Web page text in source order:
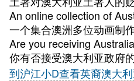
An online collection of
一个集合澳洲多位动画制
Are you receiving
你有否接受澳大利亚政府
到沪江小D查看英裔澳大